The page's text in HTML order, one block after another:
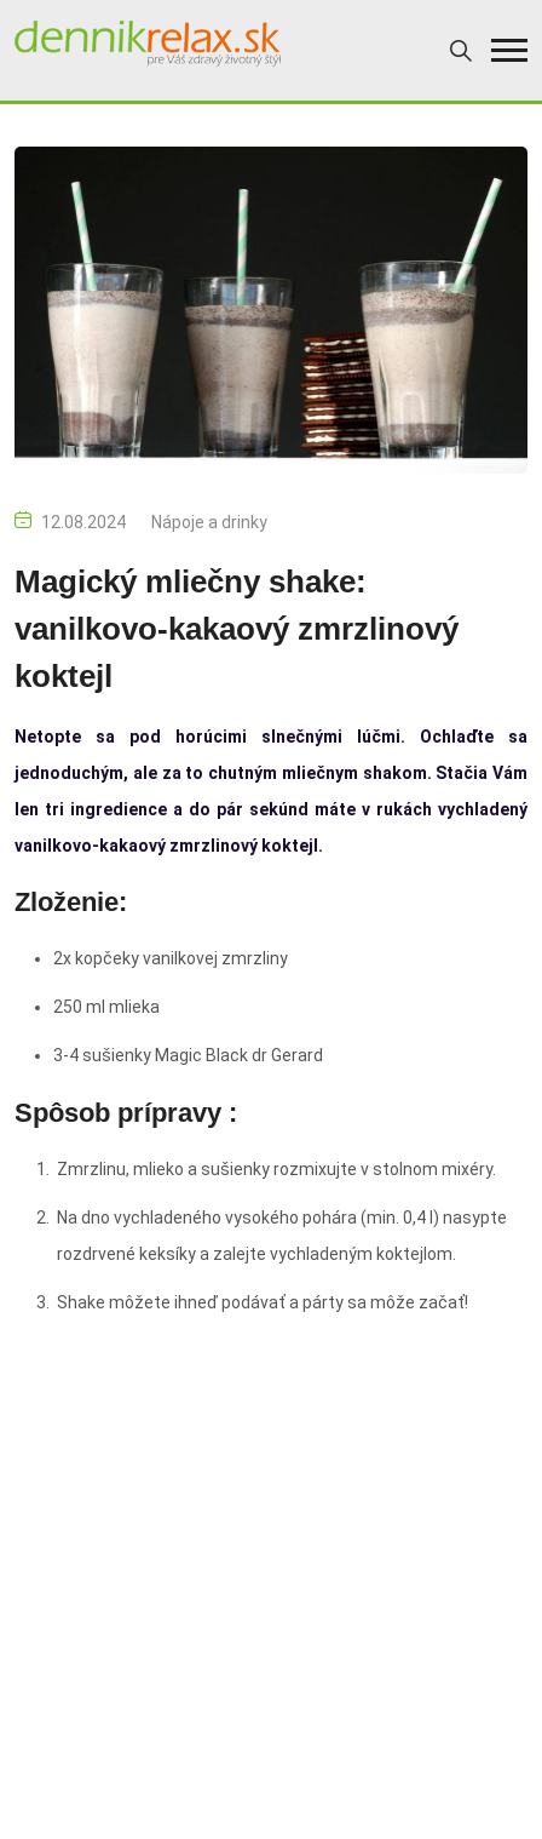
12.08.2024 Nápoje a drinky
Magický mliečny shake:
vanilkovo-kakaový zmrzlinový
koktejl
Netopte sa pod horúcimi slnečnými lúčmi. Ochlaďte sa
jednoduchým, ale za to chutným mliečnym shakom. Stačia Vám
len tri ingredience a do pár sekúnd máte v rukách vychladený
vanilkovo-kakaový zmrzlinový koktejl.
Zloženie:
2x kopčeky vanilkovej zmrzliny
250 ml mlieka
3-4 sušienky Magic Black dr Gerard
Spôsob prípravy :
Zmrzlinu, mlieko a sušienky rozmixujte v stolnom mixéry.
Na dno vychladeného vysokého pohára (min. 0,4 l) nasypte
rozdrvené keksíky a zalejte vychladeným koktejlom.
Shake môžete ihneď podávať a párty sa môže začať!